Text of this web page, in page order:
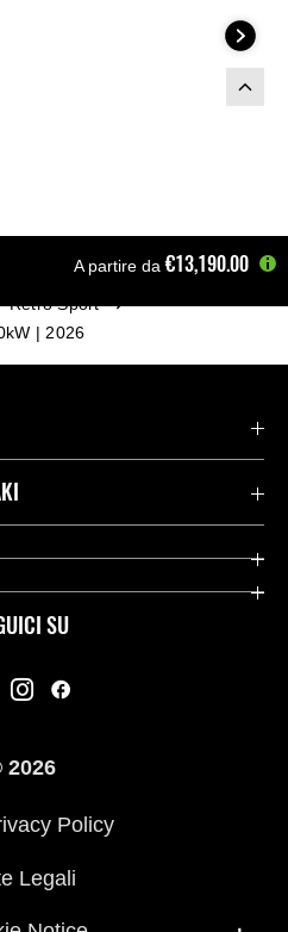
A partire da €13,190.00
Retro Sport
| 2026
SU
2026
Policy
Legali